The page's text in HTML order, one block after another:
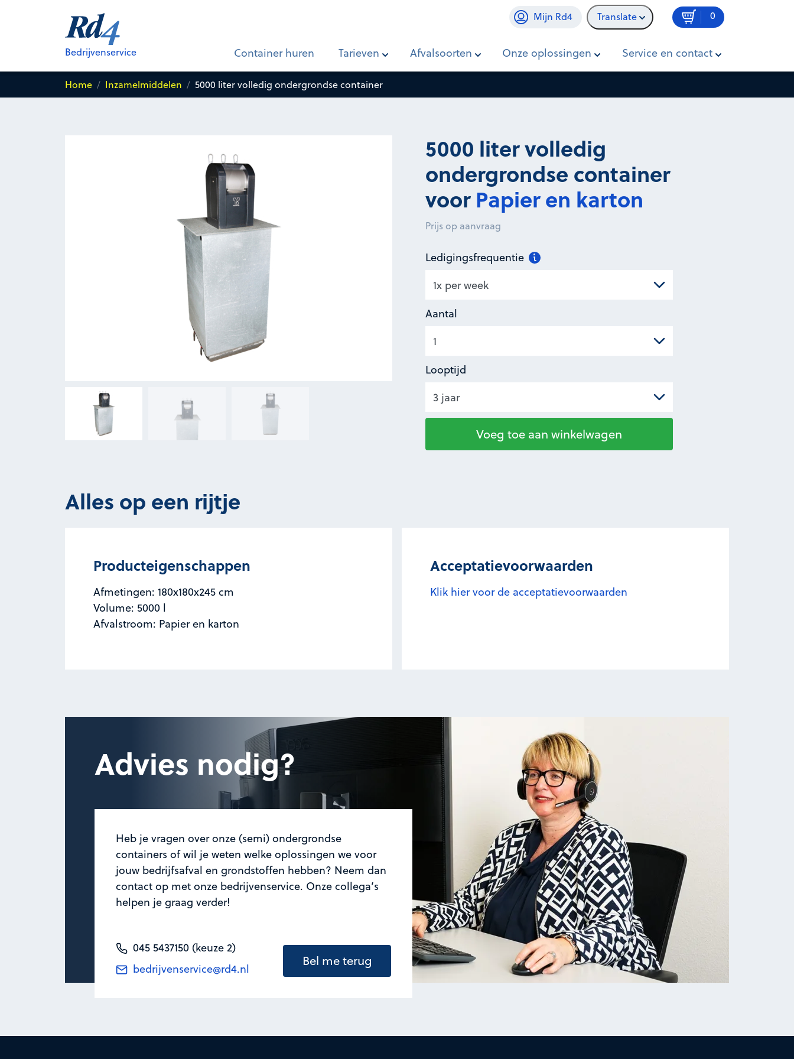
Bedrijvenservice
Mijn Rd4 Translate 0
Container huren Tarieven Afvalsoorten Onze oplossingen Service en contact
5000 liter volledig ondergrondse container
voorPapier en karton Prijs op aanvraag In winkelwagen
Home Inzamelmiddelen 5000 liter volledig ondergrondse container
5000 liter volledig
ondergrondse container
voorPapier en karton
Prijs op aanvraag
Ledigingsfrequentie
Aantal
Looptijd
Voeg toe aan winkelwagen
Alles op een rijtje
Producteigenschappen
Afmetingen: 180x180x245 cm
Volume: 5000 l
Afvalstroom: Papier en karton
Acceptatievoorwaarden
Klik hier voor de acceptatievoorwaarden
Advies nodig?
Heb je vragen over onze (semi) ondergrondse
containers of wil je weten welke oplossingen we voor
jouw bedrijfsafval en grondstoffen hebben? Neem dan
contact op met onze bedrijvenservice. Onze collega’s
helpen je graag verder!
045 5437150 (keuze 2)
bedrijvenservice@rd4.nl
Bel me terug